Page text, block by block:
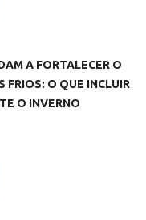
A FORTALECER O
FRIOS: O QUE INCLUIR
O INVERNO